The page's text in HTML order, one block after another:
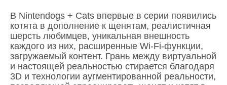
В Nintendogs + Cats впервые в серии появились
котята в дополнение к щенятам, реалистичная
шерсть любимцев, уникальная внешность
каждого из них, расширенные Wi-Fi-функции,
загружаемый контент. Грань между виртуальной
и настоящей реальностью стирается благодаря
3D и технологии аугментированной реальности,